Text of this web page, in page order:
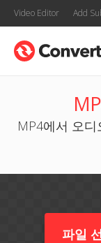
Video Editor Add
MP4에서 오
파일